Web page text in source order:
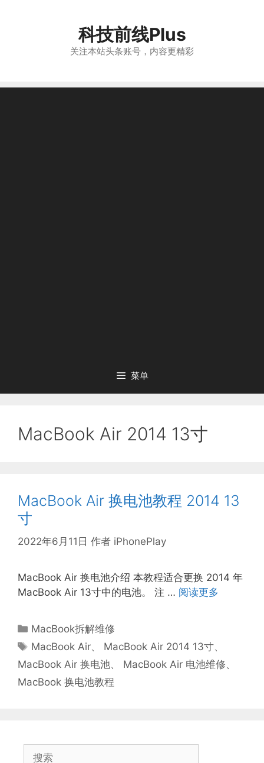
科技前线Plus
关注本站头条账号，内容更精彩
菜单
MacBook Air 2014 13寸
MacBook Air 换电池教程 2014 13
寸
2022年6月11日 作者 iPhonePlay
MacBook Air 换电池介绍 本教程适合更换 2014 年
MacBook Air 13寸中的电池。 注 … 阅读更多
分
类
MacBook拆解维修
标
签
MacBook Air、 MacBook Air 2014 13寸、
MacBook Air 换电池、 MacBook Air 电池维修、
MacBook 换电池教程